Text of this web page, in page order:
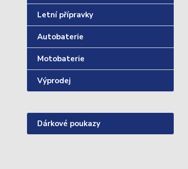
Letní přípravky
Autobaterie
Motobaterie
Výprodej
Dárkové poukazy